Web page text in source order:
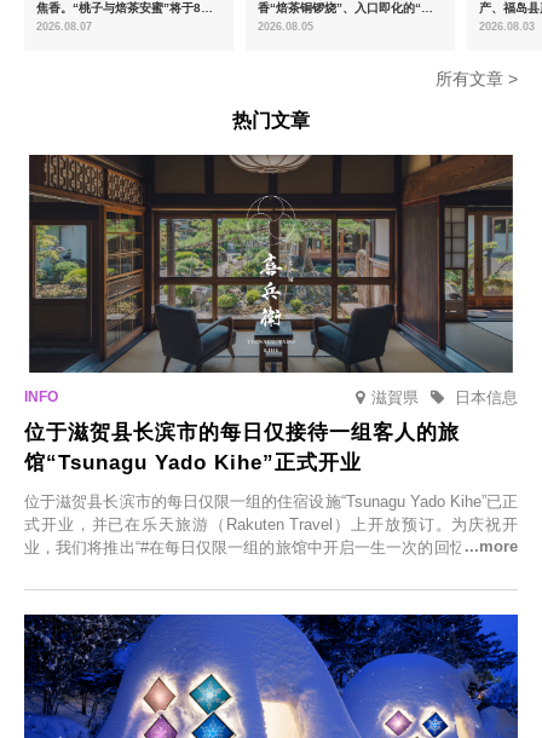
焦香。“桃子与焙茶安蜜”将于8月
中旬起限时发售
2026.08.07
香“焙茶铜锣烧”、入口即化的“宇
治抹茶提拉米苏”全新登场
2026.08.05
产、福岛
2026.08.03
所有文章 >
热门文章
滋賀県 日本信息
位于滋贺县长滨市的每日仅接待一组客人的旅
馆“Tsunagu Yado Kihe”正式开业
位于滋贺县长滨市的每日仅限一组的住宿设施“Tsunagu Yado Kihe”已正
式开业，并已在乐天旅游（Rakuten Travel）上开放预订。为庆祝开
业，我们将推出“#在每日仅限一组的旅馆中开启一生一次的回忆之旅”活
在此与重要之人共度一段难忘的特别时光。